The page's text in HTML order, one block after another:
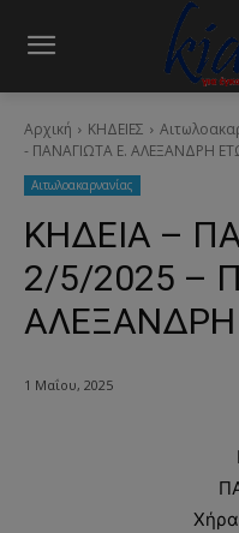
Αρχική ΚΗΔΕΙΕΣ
- ΠΑΝΑΓΙΩΤΑ Ε. ΑΛΕΞΑΝΔΡΗ
Aιτωλοακαρνανίας
ΚΗΔΕΙΑ –
2/5/2025 –
ΑΛΕΞΑΝΔΡΗ
1 Μαΐου, 2025